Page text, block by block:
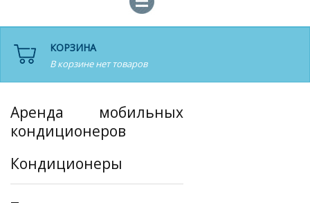
КОРЗИНА
В корзине нет товаров
Аренда мобильных
кондиционеров
Кондиционеры